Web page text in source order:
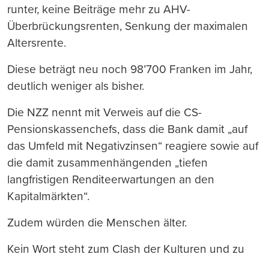
runter, keine Beiträge mehr zu AHV-
Überbrückungsrenten, Senkung der maximalen
Altersrente.
Diese beträgt neu noch 98’700 Franken im Jahr,
deutlich weniger als bisher.
Die NZZ nennt mit Verweis auf die CS-
Pensionskassenchefs, dass die Bank damit „auf
das Umfeld mit Negativzinsen“ reagiere sowie auf
die damit zusammenhängenden „tiefen
langfristigen Renditeerwartungen an den
Kapitalmärkten“.
Zudem würden die Menschen älter.
Kein Wort steht zum Clash der Kulturen und zu